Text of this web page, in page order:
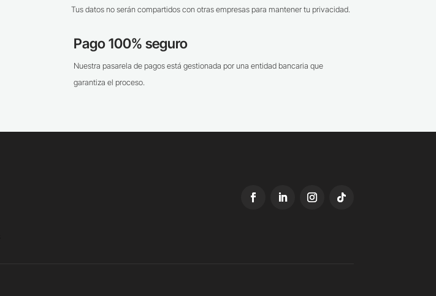
Tus datos no serán compartidos con otras empresas para mantener tu privacidad.
Pago 100% seguro
Nuestra pasarela de pagos está gestionada por una entidad bancaria que
garantiza el proceso.